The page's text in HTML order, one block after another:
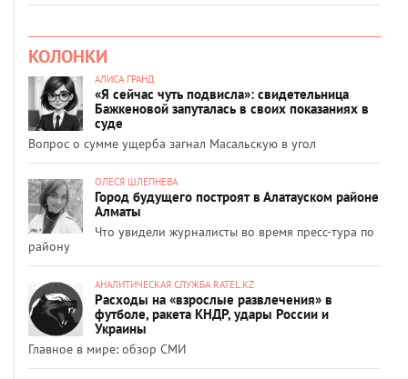
КОЛОНКИ
АЛИСА ГРАНД
«Я сейчас чуть подвисла»: свидетельница
Бажкеновой запуталась в своих показаниях в
суде
Вопрос о сумме ущерба загнал Масальскую в угол
ОЛЕСЯ ШЛЕПНЕВА
Город будущего построят в Алатауском районе
Алматы
Что увидели журналисты во время пресс-тура по
району
АНАЛИТИЧЕСКАЯ СЛУЖБА RATEL.KZ
Расходы на «взрослые развлечения» в
футболе, ракета КНДР, удары России и
Украины
Главное в мире: обзор СМИ